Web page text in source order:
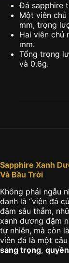
Đá sapphire
Một viên
mm, trọng
Hai viên chủ
mm.
Tổng trọng
và 0.6g.
Sapphire Xanh
Và Bầu Trời
Không phải ngẫu
danh là “viên đá
đậm sâu thẳm,
xanh dương đậm
tự nhiên, mà còn
viên đá là một
sang trọng,